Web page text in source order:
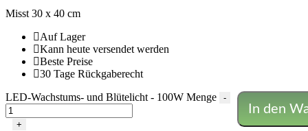
Misst 30 x 40 cm
Auf Lager
Kann heute versendet werden
Beste Preise
30 Tage Rückgaberecht
LED-Wachstums- und Blütelicht - 100W Menge
-
+
In den